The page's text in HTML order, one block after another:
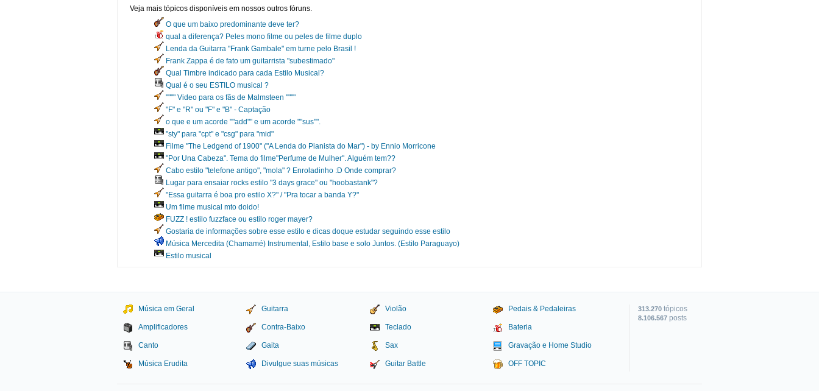
Veja mais tópicos disponíveis em nossos outros fóruns.
O que um baixo predominante deve ter?
qual a diferença? Peles mono filme ou peles de filme duplo
Lenda da Guitarra "Frank Gambale" em turne pelo Brasil !
Frank Zappa é de fato um guitarrista "subestimado"
Qual Timbre indicado para cada Estilo Musical?
Qual é o seu ESTILO musical ?
"""" Video para os fãs de Malmsteen """"
"F" e "R" ou "F" e "B" - Captação
o que e um acorde ""add"" e um acorde ""sus"".
"sty" para "cpt" e "csg" para "mid"
Filme "The Ledgend of 1900" ("A Lenda do Pianista do Mar") - by Ennio Morricone
"Por Una Cabeza". Tema do filme"Perfume de Mulher". Alguém tem??
Cabo estilo "telefone antigo", "mola" ? Enroladinho :D Onde comprar?
Lugar para ensaiar rocks estilo "3 days grace" ou "hoobastank"?
"Essa guitarra é boa pro estilo X?" / "Pra tocar a banda Y?"
Um filme musical mto doido!
FUZZ ! estilo fuzzface ou estilo roger mayer?
Gostaria de informações sobre esse estilo e dicas doque estudar seguindo esse estilo
Música Mercedita (Chamamé) Instrumental, Estilo base e solo Juntos. (Estilo Paraguayo)
Estilo musical
Música em Geral Guitarra Violão Pedais & Pedaleiras
Amplificadores Contra-Baixo Teclado Bateria
Canto Gaita Sax Gravação e Home Studio
Música Erudita Divulgue suas músicas Guitar Battle OFF TOPIC
313.270 tópicos
8.106.567 posts